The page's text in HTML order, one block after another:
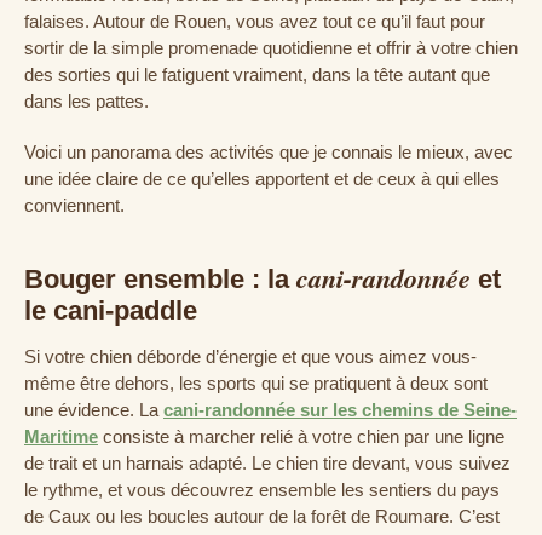
falaises. Autour de Rouen, vous avez tout ce qu’il faut pour
sortir de la simple promenade quotidienne et offrir à votre chien
des sorties qui le fatiguent vraiment, dans la tête autant que
dans les pattes.
Voici un panorama des activités que je connais le mieux, avec
une idée claire de ce qu’elles apportent et de ceux à qui elles
conviennent.
Bouger ensemble : la cani-randonnée et
le cani-paddle
Si votre chien déborde d’énergie et que vous aimez vous-
même être dehors, les sports qui se pratiquent à deux sont
une évidence. Lacani-randonnée sur les chemins de Seine-
Maritime consiste à marcher relié à votre chien par une ligne
de trait et un harnais adapté. Le chien tire devant, vous suivez
le rythme, et vous découvrez ensemble les sentiers du pays
de Caux ou les boucles autour de la forêt de Roumare. C’est